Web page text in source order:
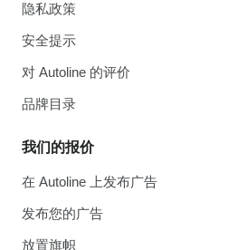
隐私政策
安全提示
对 Autoline 的评价
品牌目录
我们的报价
在 Autoline 上发布广告
发布您的广告
放置旗帜